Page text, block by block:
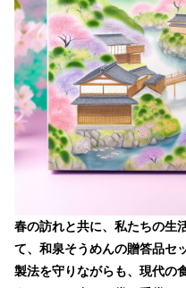
春の訪れと共に、私たちの生
て、和泉そうめんの贈答品セ
製法を守りながらも、現代の